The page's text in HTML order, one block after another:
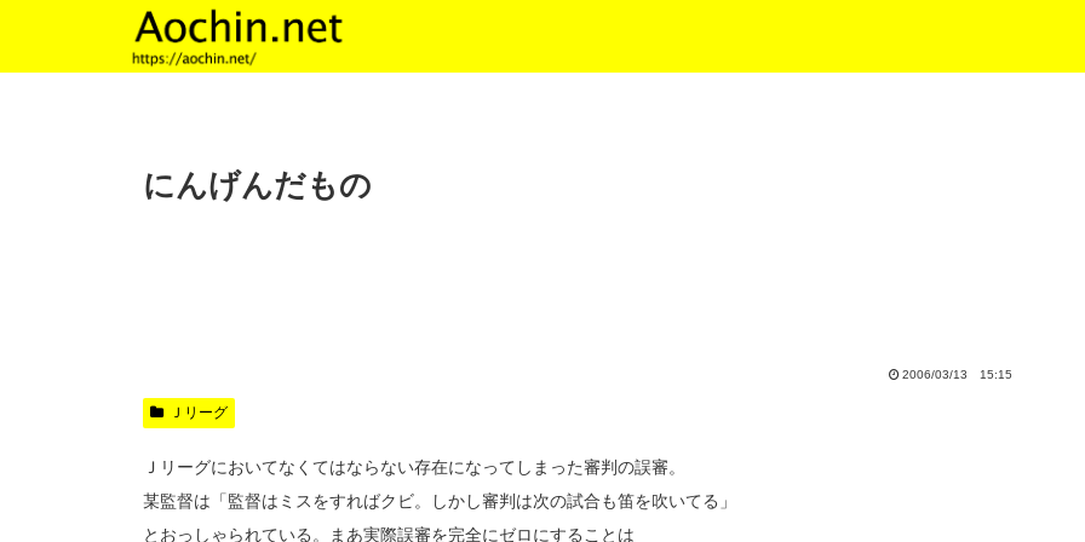
にんげんだもの
2006/03/13 15:15
Ｊリーグ
Ｊリーグにおいてなくてはならない存在になってしまった審判の誤審。
某監督は「監督はミスをすればクビ。しかし審判は次の試合も笛を吹いてる」
とおっしゃられている。まあ実際誤審を完全にゼロにすることは